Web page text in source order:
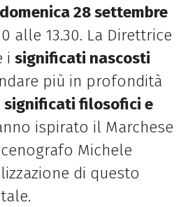
domenica 28 settembre
alle 13.30. La Direttrice
i significati nascosti
più in profondità
significati filosofici e
ispirato il Marchese
Michele
di questo